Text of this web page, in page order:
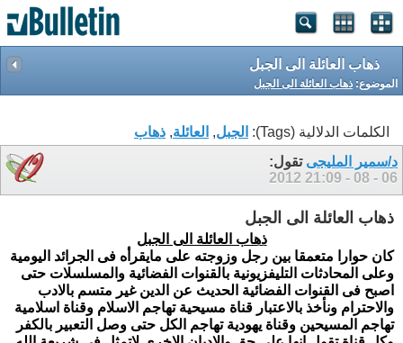
ذهاب العائلة الى الجبل
الموضوع: ذهاب العائلة الى الجبل
الكلمات الدلالية (Tags): الجبل, العائلة, ذهاب
د/سمير المليجى تقول:
06 - 08 - 2012
21:09
ذهاب العائلة الى الجبل
ذهاب العائلة الى الجبل
كان حوارا متعمقا بين رجل وزوجته على مايقرأه فى الجرائد اليومية
وعلى المحادثات التليفزيونية بالقنوات الفضائية والمسلسلات حتى
اصبح فى القنوات الفضائية الحديث عن الدين غير متسم بالادب
والاحترام ونأخذ بالاعتبار قناة مسيحية تهاجم الاسلام وقناة اسلامية
تهاجم المسيحين وقناة يهودية تهاجم الكل حتى وصل التعبير بالكفر